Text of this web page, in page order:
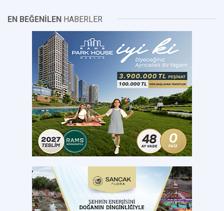
EN BEĞENİLEN HABERLER